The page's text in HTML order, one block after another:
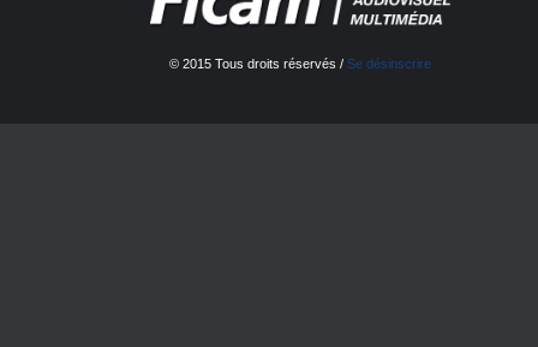
© 2015 Tous droits réservés / Se désinscrire